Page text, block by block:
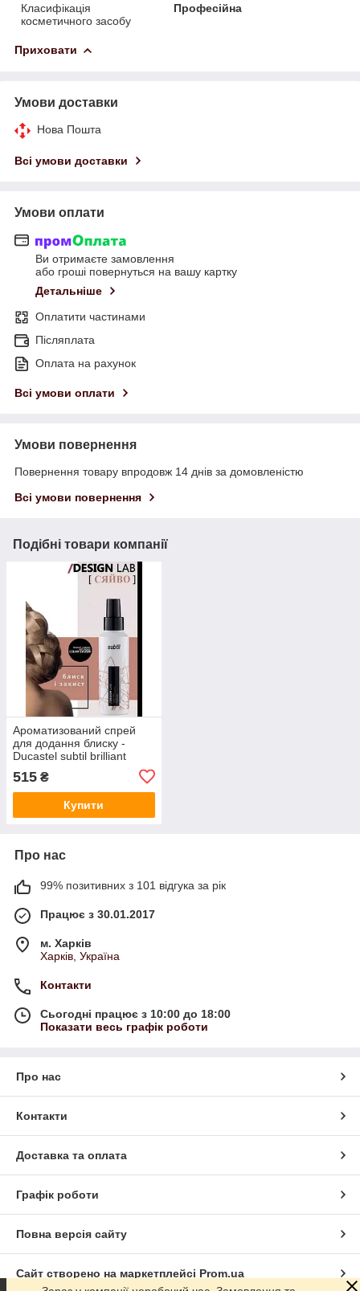
Класифікація
косметичного засобу
Професійна
Приховати
Умови доставки
Нова Пошта
Всі умови доставки
Умови оплати
Ви отримаєте замовлення
або гроші повернуться на вашу картку
Детальніше
Оплатити частинами
Післяплата
Оплата на рахунок
Всі умови оплати
Умови повернення
Повернення товару впродовж 14 днів за домовленістю
Всі умови повернення
Подібні товари компанії
Ароматизований спрей
для додання блиску -
Ducastel subtil brilliant
design parfumant 100 ml.
515 ₴
Купити
Про нас
99% позитивних з 101 відгука за рік
Працює з 30.01.2017
м. Харків
Харків, Україна
Контакти
Сьогодні працює з 10:00 до 18:00
Показати весь графік роботи
Про нас
Контакти
Доставка та оплата
Графік роботи
Повна версія сайту
Сайт створено на маркетплейсі Prom.ua